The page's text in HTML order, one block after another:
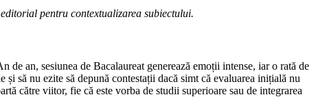
pentru contextualizarea subiectului.
an, sesiunea de Bacalaureat generează emoții intense, iar o rată de
să nu ezite să depună contestații dacă simt că evaluarea inițială nu
către viitor, fie că este vorba de studii superioare sau de integrarea